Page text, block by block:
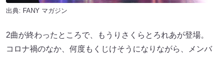
出典: FANY マガジン
2曲が終わったところで、もうりさくらとろれあが登場。
コロナ禍のなか、何度もくじけそうになりながら、メンバ